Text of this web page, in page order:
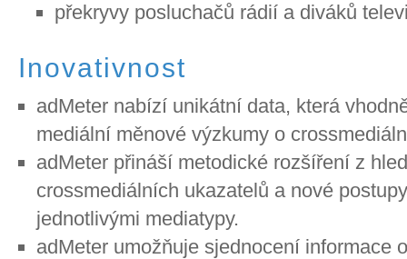
překryvy posluchačů rádií a diváků
Inovativnost
adMeter nabízí unikátní data, která
mediální měnové výzkumy o
adMeter přináší metodické rozšíření z
crossmediálních ukazatelů a nové
jednotlivými mediatypy.
adMeter umožňuje sjednocení informace